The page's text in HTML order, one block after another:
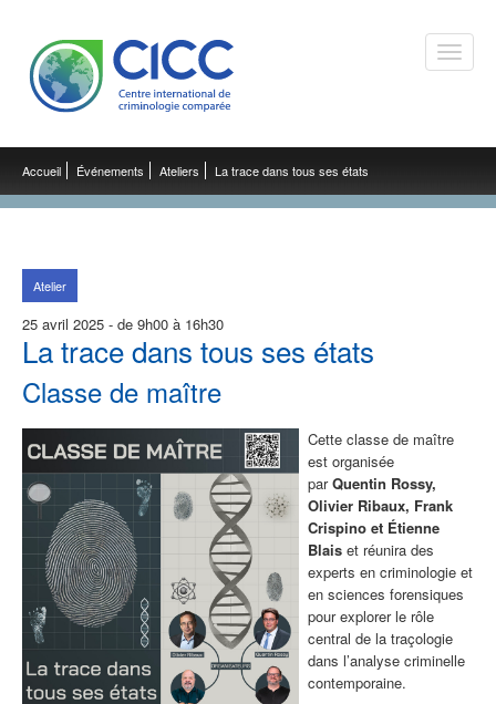
Toggle
Accueil Événements Ateliers La trace dans tous ses états
Atelier
25 avril 2025 - de 9h00 à 16h30
La trace dans tous ses états
Classe de maître
Cette classe de maître
est organisée
parQuentin Rossy,
Olivier Ribaux, Frank
Crispino et Étienne
Blais et réunira des
experts en criminologie et
en sciences forensiques
pour explorer le rôle
central de la traçologie
dans l’analyse criminelle
contemporaine.